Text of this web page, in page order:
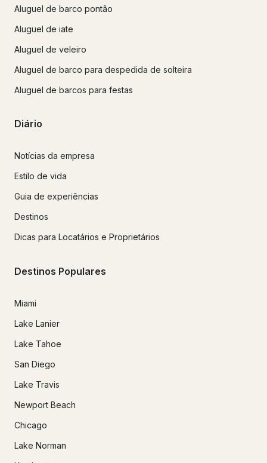
Aluguel de barco pontão
Aluguel de iate
Aluguel de veleiro
Aluguel de barco para despedida de solteira
Aluguel de barcos para festas
Diário
Notícias da empresa
Estilo de vida
Guia de experiências
Destinos
Dicas para Locatários e Proprietários
Destinos Populares
Miami
Lake Lanier
Lake Tahoe
San Diego
Lake Travis
Newport Beach
Chicago
Lake Norman